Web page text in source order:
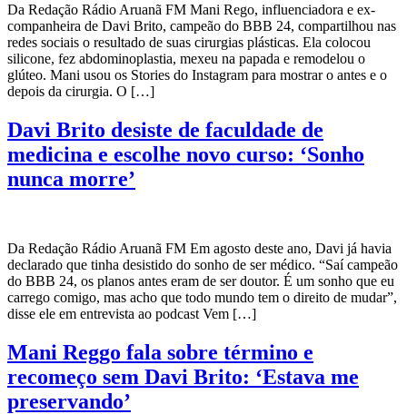
Da Redação Rádio Aruanã FM Mani Rego, influenciadora e ex-
companheira de Davi Brito, campeão do BBB 24, compartilhou nas
redes sociais o resultado de suas cirurgias plásticas. Ela colocou
silicone, fez abdominoplastia, mexeu na papada e remodelou o
glúteo. Mani usou os Stories do Instagram para mostrar o antes e o
depois da cirurgia. O […]
Davi Brito desiste de faculdade de
medicina e escolhe novo curso: ‘Sonho
nunca morre’
Da Redação Rádio Aruanã FM Em agosto deste ano, Davi já havia
declarado que tinha desistido do sonho de ser médico. “Saí campeão
do BBB 24, os planos antes eram de ser doutor. É um sonho que eu
carrego comigo, mas acho que todo mundo tem o direito de mudar”,
disse ele em entrevista ao podcast Vem […]
Mani Reggo fala sobre término e
recomeço sem Davi Brito: ‘Estava me
preservando’